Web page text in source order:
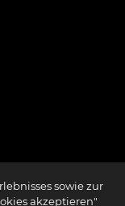
sowie zur
akzeptieren"